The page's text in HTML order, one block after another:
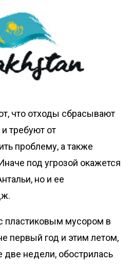
что отходы сбрасывают
требуют от
проблему, а также
под угрозой окажется
но и ее
пластиковым мусором в
первый год и этим летом,
две недели, обострилась